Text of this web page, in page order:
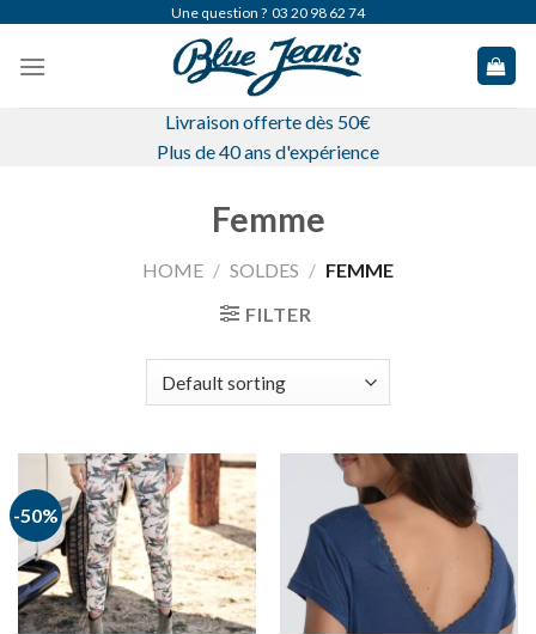
content
Une question ? 03 20 98 62 74
Livraison offerte dès 50€
Plus de 40 ans d'expérience
Femme
HOME / SOLDES / FEMME
FILTER
-50%